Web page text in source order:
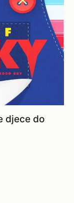
djece do